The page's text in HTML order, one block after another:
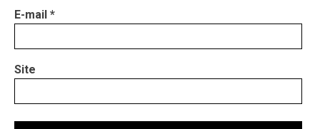
E-mail *
Site